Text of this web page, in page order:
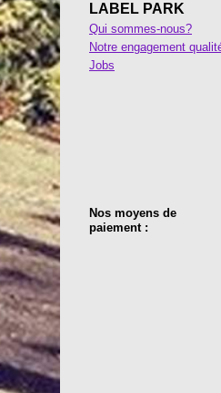
LABEL PARK
Qui sommes-nous?
Notre engagement
Jobs
Nos moyens de
paiement :